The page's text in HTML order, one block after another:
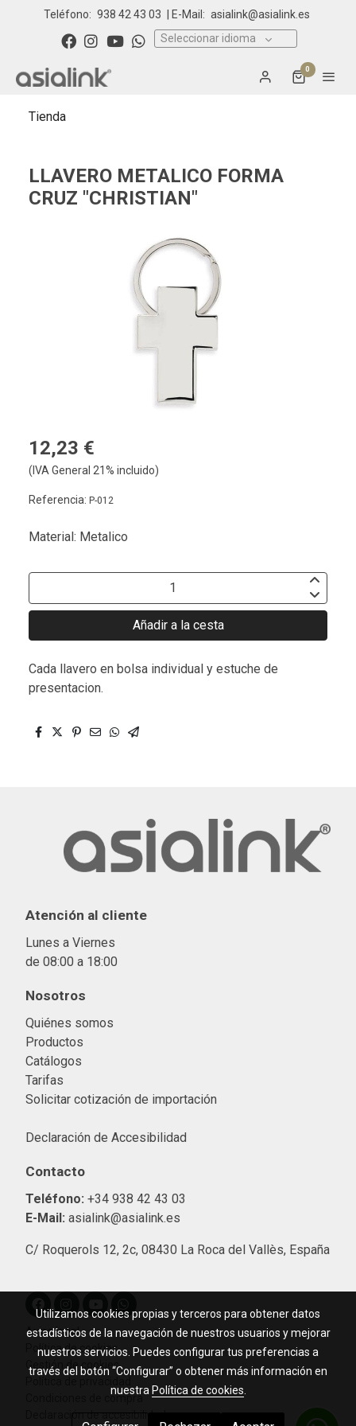
Teléfono: 938 42 43 03 | E-Mail: asialink@asialink.es
Seleccionar idioma
0
Tienda
LLAVERO METALICO FORMA
CRUZ "CHRISTIAN"
12,23 €
(IVA General 21% incluido)
Referencia: P-012
Material: Metalico
Añadir a la cesta
Cada llavero en bolsa individual y estuche de
presentacion.
Atención al cliente
Lunes a Viernes
de 08:00 a 18:00
Nosotros
Quiénes somos
Productos
Catálogos
Tarifas
Solicitar cotización de importación
Declaración de Accesibilidad
Contacto
Teléfono: +34 938 42 43 03
E-Mail: asialink@asialink.es
C/ Roquerols 12, 2c, 08430 La Roca del Vallès, España
Aviso legal
Política de cookies
Gestión de cookies
Condiciones de compra
Utilizamos cookies propias y terceros para obtener datos
estadísticos de la navegación de nuestros usuarios y mejorar
nuestros servicios. Puedes configurar tus preferencias a
través del botón “Configurar” o obtener más información en
nuestra Política de cookies